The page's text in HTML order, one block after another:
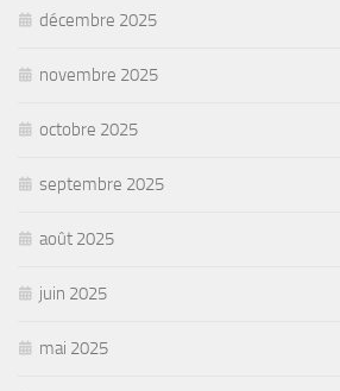
décembre 2025
novembre 2025
octobre 2025
septembre 2025
août 2025
juin 2025
mai 2025